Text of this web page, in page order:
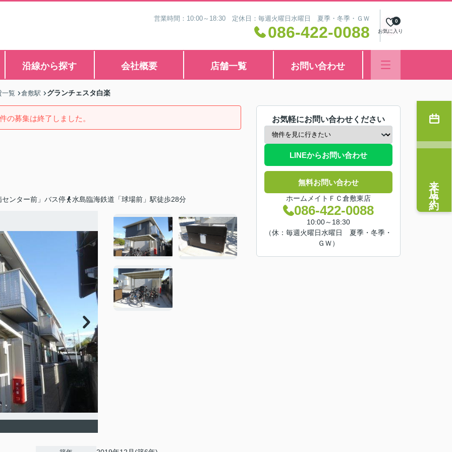
営業時間：10:00～18:30 定休日：毎週火曜日水曜日 夏季・冬季・ＧＷ
086-422-0088 お気に入り
0
沿線から探す 会社概要 店舗一覧 お問い合わせ
一覧 倉敷駅 グランチェスタ白楽
の募集は終了しました。
ンター前」バス停 水島臨海鉄道「球場前」駅徒歩28分
お気軽にお問い合わせください
LINEからお問い合わせ
無料お問い合わせ
ホームメイトＦＣ倉敷東店
086-422-0088
10:00～18:30
（休：毎週火曜日水曜日 夏季・冬季・
ＧＷ）
来店予約